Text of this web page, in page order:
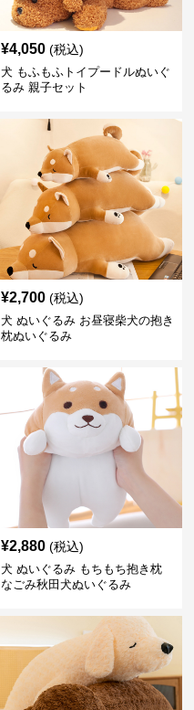
¥4,050 (税込)
犬 もふもふトイプードルぬいぐ
るみ 親子セット
¥2,700 (税込)
犬 ぬいぐるみ お昼寝柴犬の抱き
枕ぬいぐるみ
¥2,880 (税込)
犬 ぬいぐるみ もちもち抱き枕
なごみ秋田犬ぬいぐるみ